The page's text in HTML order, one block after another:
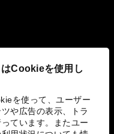
Cookieを使用し
を使って、ユーザー
や広告の表示、トラ
ています。またユー